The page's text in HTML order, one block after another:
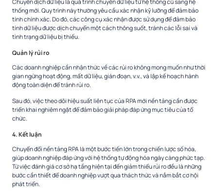
Chuyển dịch dữ liệu là quá trình chuyển dữ liệu từ hệ thống cũ sang hệ
thống mới. Quy trình này thường yêu cầu xác nhận kỹ lưỡng để đảm bảo
tính chính xác. Do đó, các công cụ xác nhận được sử dụng để đảm bảo
tính dữ liệu được dịch chuyển một cách thông suốt, tránh các lỗi sai và
tình trạngdữ liệu bị thiếu.
Quản lý rủi ro
Các doanh nghiệp cần nhận thức về các rủi ro không mong muốn như thời
gian ngừng hoạt động, mất dữ liệu, gián đoạn, v.v., và lập kế hoạch hành
động toàn diện để tránh rủi ro.
Sau đó, việc theo dõi hiệu suất liên tục của RPA mới nền tảng cần được
triển khai nghiêm ngặt để đảm bảo giải pháp đáp ứng mục tiêu của tổ
chức.
4. Kết luận
Chuyển đổi nền tảng RPA là một bước tiến lớn trong chiến lược số hóa,
giúp doanh nghiệp đáp ứng với hệ thống tự động hóa ngày càng phức tạp.
Từ việc đánh giá cơ sở hạ tầng hiện tại đến giảm thiểu rủi ro đều là những
bước cần thiết để doanh nghiệp vượt qua thách thức và nắm bắt cơ hội
phát triển.